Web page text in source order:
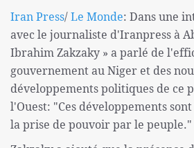
Iran Press/Le Monde: Dans une
avec le journaliste d'Iranpress à
Ibrahim Zakzaky » a parlé de
gouvernement au Niger et des
développements politiques de ce
l'Ouest: "Ces développements
la prise de pouvoir par le peuple."